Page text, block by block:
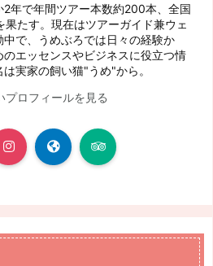
年で年間ツアー本数約200本、全国
たす。現在はツアーガイド兼ウェ
で、うめぶろでは日々の経験か
エッセンスやビジネスに役立つ情
実家の飼い猫"うめ"から。
プロフィールを見る